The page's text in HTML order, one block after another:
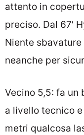
attento in
preciso. Dal 67′
Niente
neanche per
Vecino 5,5: fa un
a livello tecnico
metri qualcosa